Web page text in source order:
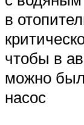
в
чтобы в
можно
насос